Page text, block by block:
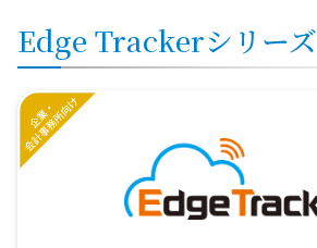
Edge Trackerシリーズ